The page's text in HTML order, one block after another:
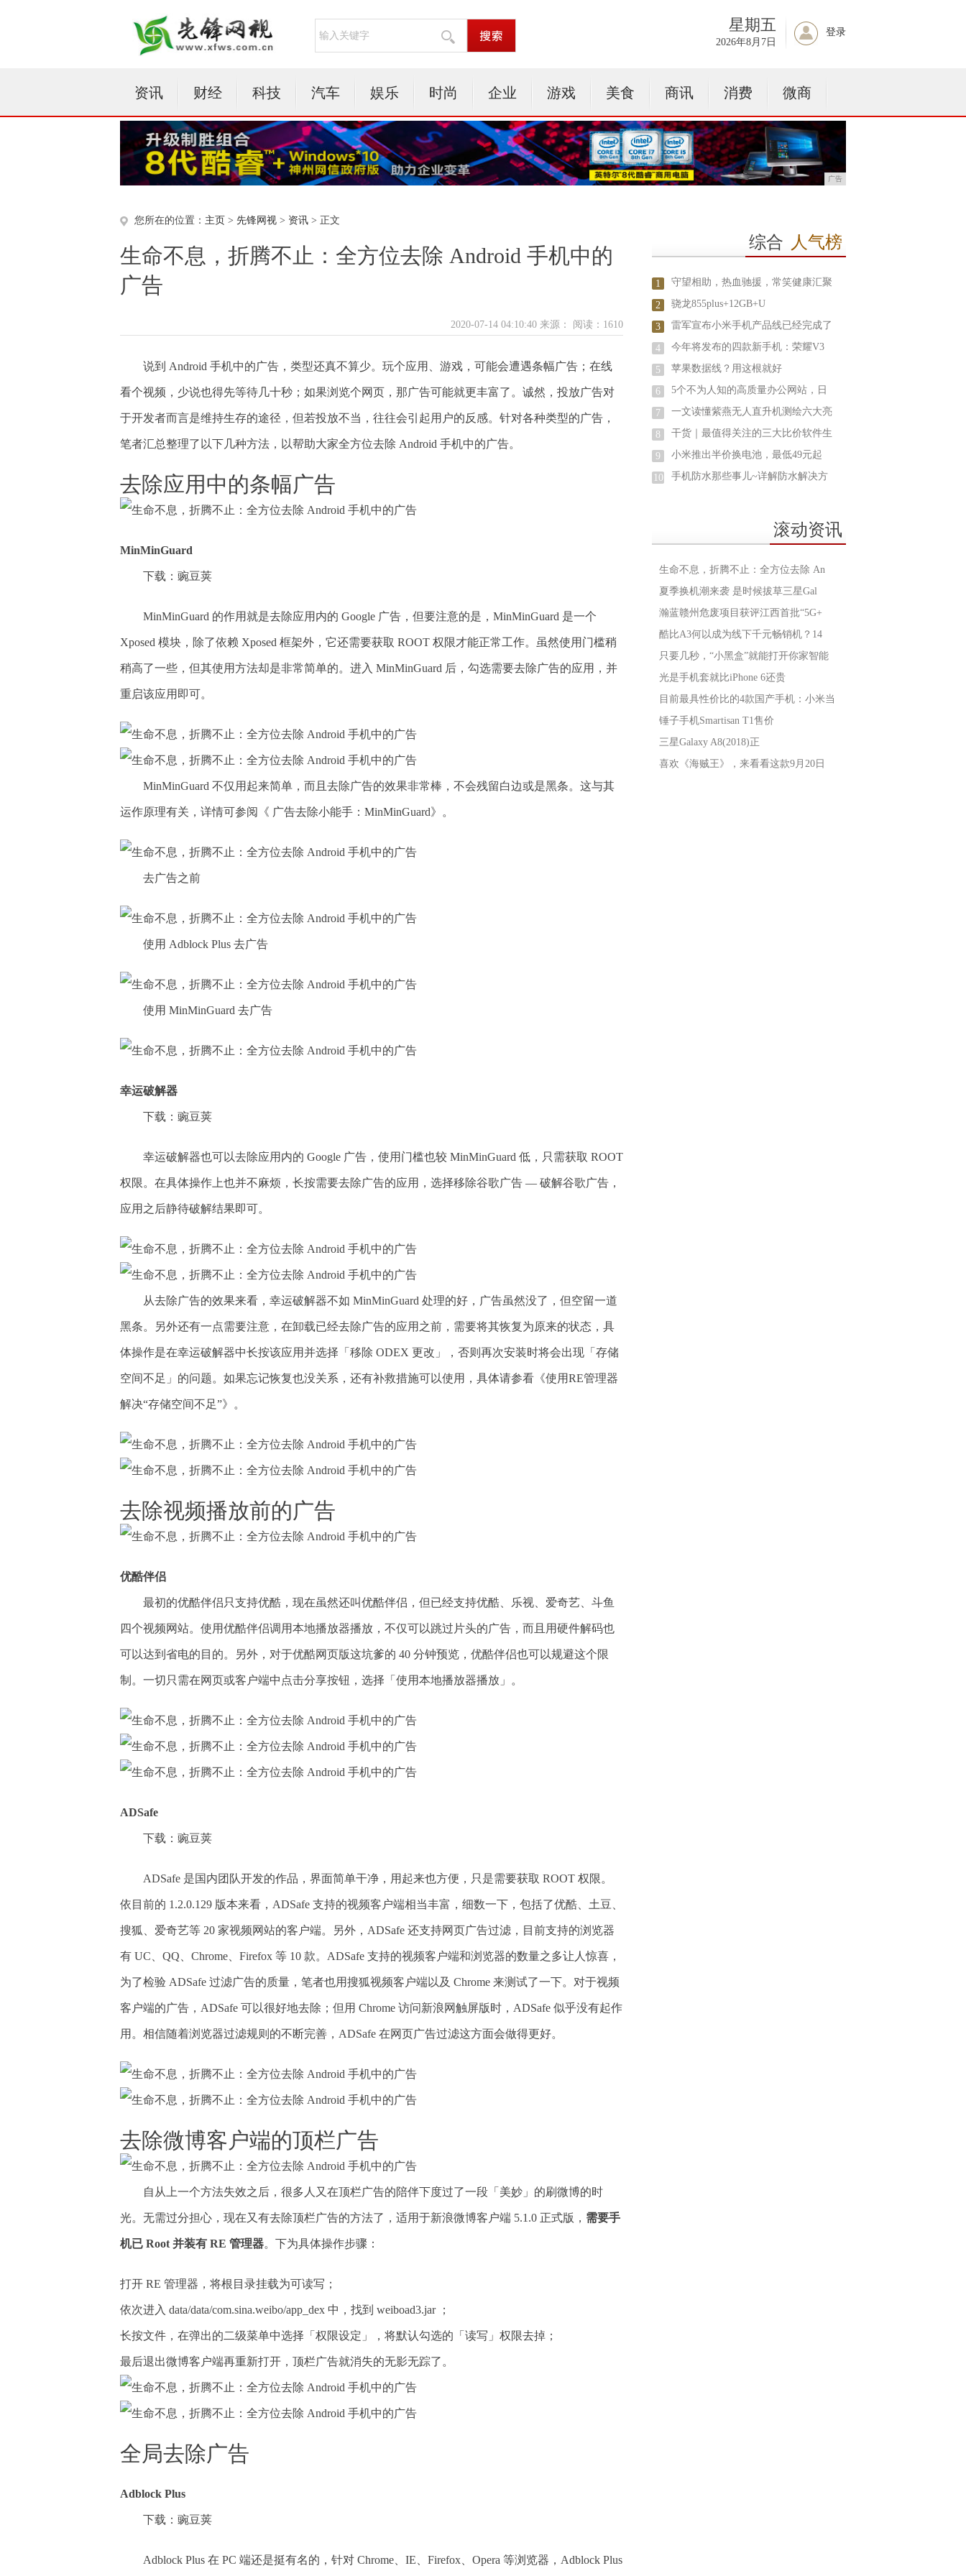
星期五
2026年8月7日
登录
资讯 财经 科技 汽车 娱乐 时尚 企业 游戏 美食 商讯 消费 微商
广告
您所在的位置： 主页 > 先锋网视 > 资讯 > 正文
生命不息，折腾不止：全方位去除 Android 手机中的
广告
2020-07-14 04:10:40 来源： 阅读：1610
说到 Android 手机中的广告，类型还真不算少。玩个应用、游戏，可能会遭遇条幅广告；在线
看个视频，少说也得先等待几十秒；如果浏览个网页，那广告可能就更丰富了。诚然，投放广告对
于开发者而言是维持生存的途径，但若投放不当，往往会引起用户的反感。针对各种类型的广告，
笔者汇总整理了以下几种方法，以帮助大家全方位去除 Android 手机中的广告。
去除应用中的条幅广告
MinMinGuard
下载：豌豆荚
MinMinGuard 的作用就是去除应用内的 Google 广告，但要注意的是，MinMinGuard 是一个
Xposed 模块，除了依赖 Xposed 框架外，它还需要获取 ROOT 权限才能正常工作。虽然使用门槛稍
稍高了一些，但其使用方法却是非常简单的。进入 MinMinGuard 后，勾选需要去除广告的应用，并
重启该应用即可。
MinMinGuard 不仅用起来简单，而且去除广告的效果非常棒，不会残留白边或是黑条。这与其
运作原理有关，详情可参阅《 广告去除小能手：MinMinGuard》。
去广告之前
使用 Adblock Plus 去广告
使用 MinMinGuard 去广告
幸运破解器
下载：豌豆荚
幸运破解器也可以去除应用内的 Google 广告，使用门槛也较 MinMinGuard 低，只需获取 ROOT
权限。在具体操作上也并不麻烦，长按需要去除广告的应用，选择移除谷歌广告 — 破解谷歌广告，
应用之后静待破解结果即可。
从去除广告的效果来看，幸运破解器不如 MinMinGuard 处理的好，广告虽然没了，但空留一道
黑条。另外还有一点需要注意，在卸载已经去除广告的应用之前，需要将其恢复为原来的状态，具
体操作是在幸运破解器中长按该应用并选择「移除 ODEX 更改」，否则再次安装时将会出现「存储
空间不足」的问题。如果忘记恢复也没关系，还有补救措施可以使用，具体请参看《使用RE管理器
解决“存储空间不足”》。
去除视频播放前的广告
优酷伴侣
最初的优酷伴侣只支持优酷，现在虽然还叫优酷伴侣，但已经支持优酷、乐视、爱奇艺、斗鱼
四个视频网站。使用优酷伴侣调用本地播放器播放，不仅可以跳过片头的广告，而且用硬件解码也
可以达到省电的目的。另外，对于优酷网页版这坑爹的 40 分钟预览，优酷伴侣也可以规避这个限
制。一切只需在网页或客户端中点击分享按钮，选择「使用本地播放器播放」。
ADSafe
下载：豌豆荚
ADSafe 是国内团队开发的作品，界面简单干净，用起来也方便，只是需要获取 ROOT 权限。
依目前的 1.2.0.129 版本来看，ADSafe 支持的视频客户端相当丰富，细数一下，包括了优酷、土豆、
搜狐、爱奇艺等 20 家视频网站的客户端。另外，ADSafe 还支持网页广告过滤，目前支持的浏览器
有 UC、QQ、Chrome、Firefox 等 10 款。ADSafe 支持的视频客户端和浏览器的数量之多让人惊喜，
为了检验 ADSafe 过滤广告的质量，笔者也用搜狐视频客户端以及 Chrome 来测试了一下。对于视频
客户端的广告，ADSafe 可以很好地去除；但用 Chrome 访问新浪网触屏版时，ADSafe 似乎没有起作
用。相信随着浏览器过滤规则的不断完善，ADSafe 在网页广告过滤这方面会做得更好。
去除微博客户端的顶栏广告
自从上一个方法失效之后，很多人又在顶栏广告的陪伴下度过了一段「美妙」的刷微博的时
光。无需过分担心，现在又有去除顶栏广告的方法了，适用于新浪微博客户端 5.1.0 正式版， 需要手
机已 Root 并装有 RE 管理器。下为具体操作步骤：
打开 RE 管理器，将根目录挂载为可读写；
依次进入 data/data/com.sina.weibo/app_dex 中，找到 weiboad3.jar ；
长按文件，在弹出的二级菜单中选择「权限设定」，将默认勾选的「读写」权限去掉；
最后退出微博客户端再重新打开，顶栏广告就消失的无影无踪了。
全局去除广告
Adblock Plus
下载：豌豆荚
Adblock Plus 在 PC 端还是挺有名的，针对 Chrome、IE、Firefox、Opera 等浏览器，Adblock Plus
综合 人气榜
1 守望相助，热血驰援，常笑健康汇聚
2 骁龙855plus+12GB+U
3 雷军宣布小米手机产品线已经完成了
4 今年将发布的四款新手机：荣耀V3
5 苹果数据线？用这根就好
6 5个不为人知的高质量办公网站，日
7 一文读懂紫燕无人直升机测绘六大亮
8 干货｜最值得关注的三大比价软件生
9 小米推出半价换电池，最低49元起
10 手机防水那些事儿~详解防水解决方
滚动资讯
生命不息，折腾不止：全方位去除 An
夏季换机潮来袭 是时候拔草三星Gal
瀚蓝赣州危废项目获评江西首批“5G+
酷比A3何以成为线下千元畅销机？14
只要几秒，“小黑盒”就能打开你家智能
光是手机套就比iPhone 6还贵
目前最具性价比的4款国产手机：小米当
锤子手机Smartisan T1售价
三星Galaxy A8(2018)正
喜欢《海贼王》，来看看这款9月20日